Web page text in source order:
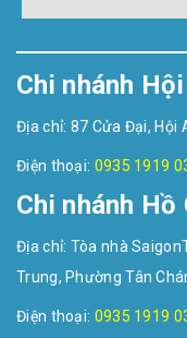
Chi nhánh
Địa chỉ: 87 Cửa Đại, Hội
Điện thoại: 0935 1919
Chi nhánh Hồ
Địa chỉ: Tòa nhà
Trung, Phường Tân
Điện thoại: 0935 1919